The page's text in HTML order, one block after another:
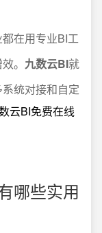
在用专业BI工
。 九数云BI就
统对接和自定
云BI免费在线
哪些实用